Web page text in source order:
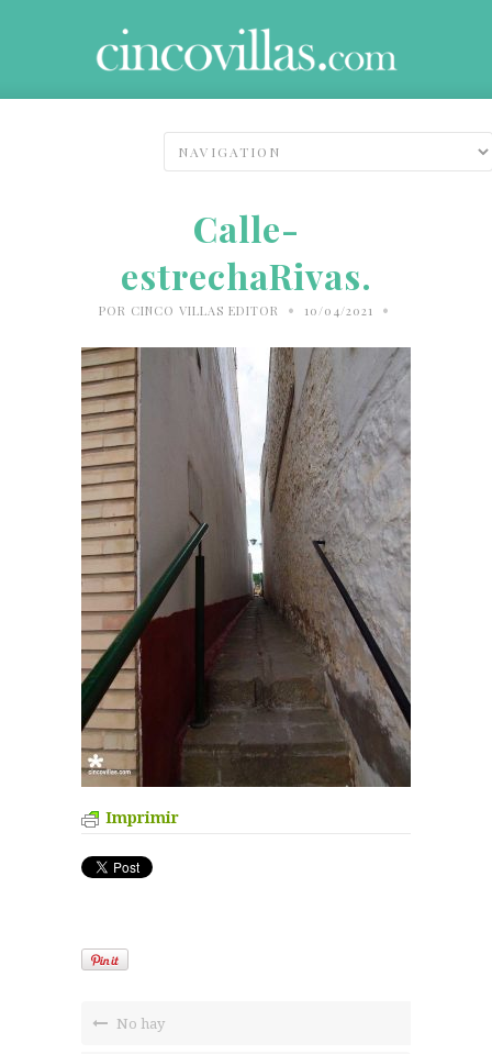
Calle-
estrechaRivas.
POR CINCO VILLAS EDITOR • 10/04/2021 •
Imprimir
No hay